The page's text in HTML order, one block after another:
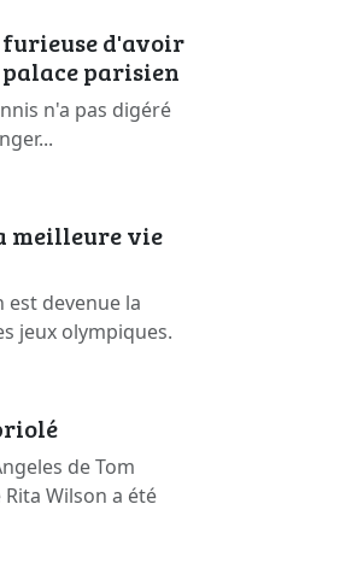
d'avoir
parisien
n'a pas digéré
meilleure vie
est devenue la
jeux olympiques.
de Tom
Wilson a été